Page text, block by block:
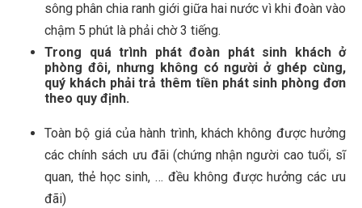
sông phân chia ranh giới giữa hai nước vì khi đoàn vào
chậm 5 phút là phải chờ 3 tiếng.
Trong quá trình phát đoàn phát sinh khách ở
phòng đôi, nhưng không có người ở ghép cùng,
quý khách phải trả thêm tiền phát sinh phòng đơn
theo quy định.
Toàn bộ giá của hành trình, khách không được hưởng
các chính sách ưu đãi (chứng nhận người cao tuổi, sĩ
quan, thẻ học sinh, … đều không được hưởng các ưu
đãi)